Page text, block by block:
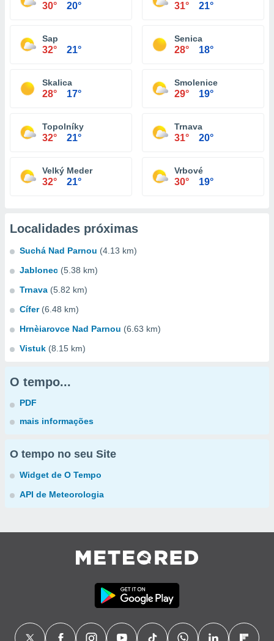
30° 20° 31° 21°
Sap
32° 21°
Senica
28° 18°
Skalica
28° 17°
Smolenice
29° 19°
Topolníky
32° 21°
Trnava
31° 20°
Velký Meder
32° 21°
Vrbové
30° 19°
Localidades próximas
Suchá Nad Parnou (4.13 km)
Jablonec (5.38 km)
Trnava (5.82 km)
Cífer (6.48 km)
Hrnèiarovce Nad Parnou (6.63 km)
Vistuk (8.15 km)
O tempo...
PDF
mais informações
O tempo no seu Site
Widget de O Tempo
API de Meteorologia